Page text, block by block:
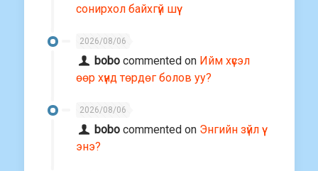
сонирхол байхгүй шүү
2026/08/06
bobo commented on Ийм хүсэл
өөр хүнд төрдөг болов уу?
2026/08/06
bobo commented on Энгийн зүйл үү
энэ?